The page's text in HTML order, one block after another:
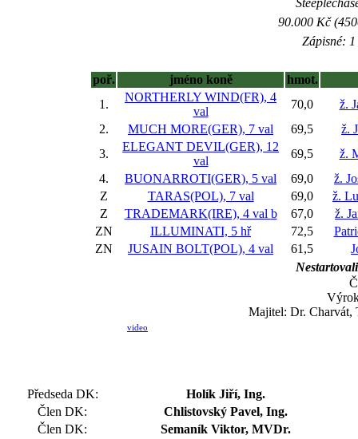
90.000 Kč
Zápisné:
poř. jméno koně
hmot.
1.
NORTHERLY WIND(FR), 4
val
70,0
ž.
2.
MUCH MORE(GER), 7 val 69,5
ž.
3.
ELEGANT DEVIL(GER), 12
val
69,5
ž.
4.
BUONARROTI(GER), 5 val 69,0
ž.
Z
TARAS(POL), 7 val 69,0
ž.
Z
TRADEMARK(IRE), 4 val b 67,0
ž.
ZN
ILLUMINATI, 5 hř 72,5
ZN
JUSAIN BOLT(POL), 4 val 61,5
Majitel: Dr. Charvát,
video
Předseda DK:
Holík Jiří, Ing.
Člen DK:
Chlistovský Pavel, Ing.
Člen DK:
Semaník Viktor, MVDr.